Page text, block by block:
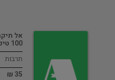
אל
100 טיפים…
תרבות
35 ₪